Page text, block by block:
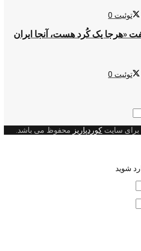
توئیت 0
«هرجا یک کُرد هست، آنجا ایران
توئیت 0
سایت کوردپاریز محفوظ می باشد.
شوید